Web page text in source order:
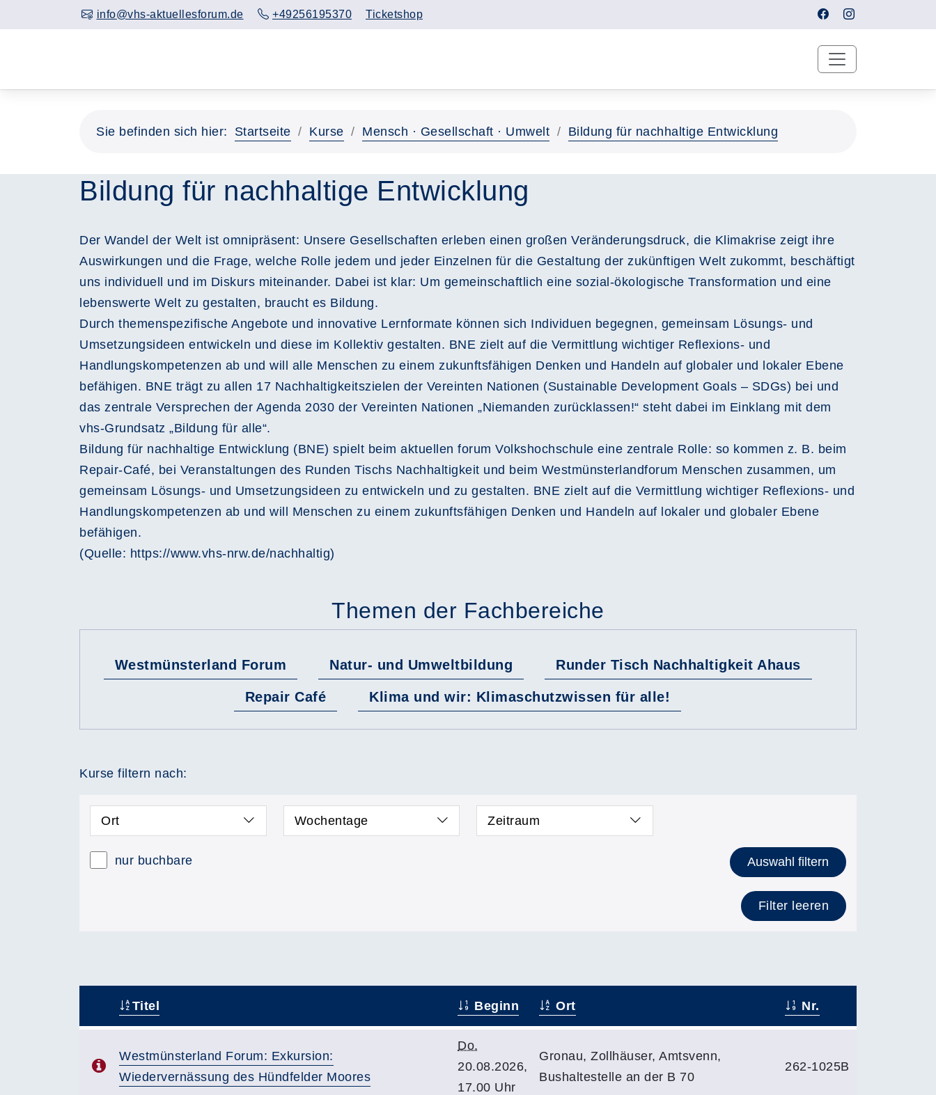
info@vhs-aktuellesforum.de +49256195370 Ticketshop
Sie befinden sich hier: Startseite Kurse Mensch · Gesellschaft · Umwelt Bildung für nachhaltige Entwicklung
Bildung für nachhaltige Entwicklung
Der Wandel der Welt ist omnipräsent: Unsere Gesellschaften erleben einen großen Veränderungsdruck, die Klimakrise zeigt ihre
Auswirkungen und die Frage, welche Rolle jedem und jeder Einzelnen für die Gestaltung der zukünftigen Welt zukommt, beschäftigt
uns individuell und im Diskurs miteinander. Dabei ist klar: Um gemeinschaftlich eine sozial-ökologische Transformation und eine
lebenswerte Welt zu gestalten, braucht es Bildung.
Durch themenspezifische Angebote und innovative Lernformate können sich Individuen begegnen, gemeinsam Lösungs- und
Umsetzungsideen entwickeln und diese im Kollektiv gestalten. BNE zielt auf die Vermittlung wichtiger Reflexions- und
Handlungskompetenzen ab und will alle Menschen zu einem zukunftsfähigen Denken und Handeln auf globaler und lokaler Ebene
befähigen. BNE trägt zu allen 17 Nachhaltigkeitszielen der Vereinten Nationen (Sustainable Development Goals – SDGs) bei und
das zentrale Versprechen der Agenda 2030 der Vereinten Nationen „Niemanden zurücklassen!“ steht dabei im Einklang mit dem
vhs-Grundsatz „Bildung für alle“.
Bildung für nachhaltige Entwicklung (BNE) spielt beim aktuellen forum Volkshochschule eine zentrale Rolle: so kommen z. B. beim
Repair-Café, bei Veranstaltungen des Runden Tischs Nachhaltigkeit und beim Westmünsterlandforum Menschen zusammen, um
gemeinsam Lösungs- und Umsetzungsideen zu entwickeln und zu gestalten. BNE zielt auf die Vermittlung wichtiger Reflexions- und
Handlungskompetenzen ab und will Menschen zu einem zukunftsfähigen Denken und Handeln auf lokaler und globaler Ebene
befähigen.
(Quelle: https://www.vhs-nrw.de/nachhaltig)
Themen der Fachbereiche
Westmünsterland Forum Natur- und Umweltbildung Runder Tisch Nachhaltigkeit Ahaus
Repair Café Klima und wir: Klimaschutzwissen für alle!
Kurse filtern nach:
Ort Wochentage Zeitraum
nur buchbare Auswahl filtern
Filter leeren
Titel Beginn Ort Nr.
Westmünsterland Forum: Exkursion:
Wiedervernässung des Hündfelder Moores
Do.
20.08.2026,
17.00 Uhr
Gronau, Zollhäuser, Amtsvenn,
Bushaltestelle an der B 70
262-1025B